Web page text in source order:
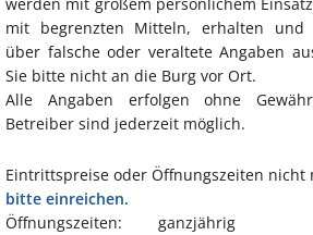
mit begrenzten Mitteln, erhalten und
über falsche oder veraltete Angaben
Sie bitte nicht an die Burg vor Ort.
Alle Angaben erfolgen ohne
Betreiber sind jederzeit möglich.
Eintrittspreise oder Öffnungszeiten nicht
bitte einreichen.
Öffnungszeiten:
ganzjährig